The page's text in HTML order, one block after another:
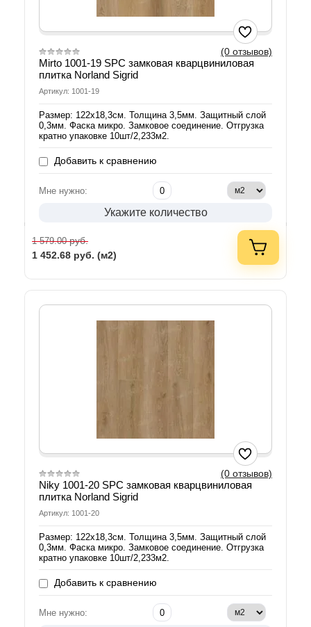
(0 отзывов)
Mirto 1001-19 SPC замковая кварцвиниловая
плитка Norland Sigrid
Артикул: 1001-19
Размер: 122х18,3см. Толщина 3,5мм. Защитный слой
0,3мм. Фаска микро. Замковое соединение. Отгрузка
кратно упаковке 10шт/2,233м2.
Добавить к сравнению
Мне нужно:
Укажите количество
1 579.00руб.
1 452.68 руб. (м2)
(0 отзывов)
Niky 1001-20 SPC замковая кварцвиниловая
плитка Norland Sigrid
Артикул: 1001-20
Размер: 122х18,3см. Толщина 3,5мм. Защитный слой
0,3мм. Фаска микро. Замковое соединение. Отгрузка
кратно упаковке 10шт/2,233м2.
Добавить к сравнению
Мне нужно: